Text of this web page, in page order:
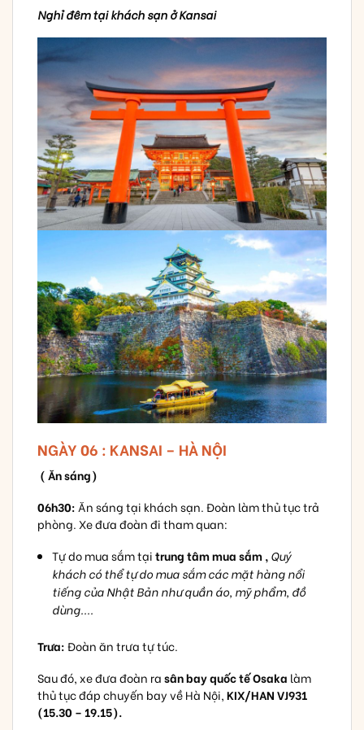
Nghỉ đêm tại khách sạn ở Kansai
NGÀY 06 : KANSAI – HÀ NỘI
( Ăn sáng)
06h30: Ăn sáng tại khách sạn. Đoàn làm thủ tục trả
phòng. Xe đưa đoàn đi tham quan:
Tự do mua sắm tạitrung tâm mua sắm ,Quý
khách có thể tự do mua sắm các mặt hàng nổi
tiếng của Nhật Bản như quần áo, mỹ phẩm, đồ
dùng....
Trưa:Đoàn ăn trưa tự túc.
Sau đó, xe đưa đoàn rasân bay quốc tế Osaka làm
thủ tục đáp chuyến bay về Hà Nội,KIX/HAN VJ931
(15.30 – 19.15).